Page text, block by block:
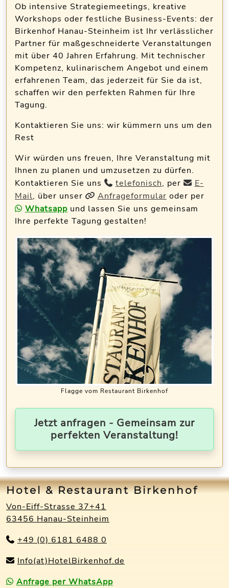
Flagge vom Restaurant Birkenhof
Ob intensive Strategiemeetings, kreative
Workshops oder festliche Business-Events: der
Birkenhof Hanau-Steinheim ist Ihr verlässlicher
Partner für maßgeschneiderte Veranstaltungen
mit über 40 Jahren Erfahrung. Mit technischer
Kompetenz, kulinarischem Angebot und einem
erfahrenen Team, das jederzeit für Sie da ist,
schaffen wir den perfekten Rahmen für Ihre
Tagung.
Kontaktieren Sie uns: wir kümmern uns um den
Rest
Wir würden uns freuen, Ihre Veranstaltung mit
Ihnen zu planen und umzusetzen zu dürfen.
Kontaktieren Sie uns
telefonisch, per
E-
Mail, über unser Anfrageformular oder per
Whatsappund lassen Sie uns gemeinsam
Ihre perfekte Tagung gestalten!
Jetzt anfragen - Gemeinsam zur
perfekten Veranstaltung!
Hotel & Restaurant Birkenhof
Von-Eiff-Strasse 37+41
63456 Hanau-Steinheim
+49 (0) 6181 6488 0
Info(at)HotelBirkenhof.de
Anfrage per WhatsApp